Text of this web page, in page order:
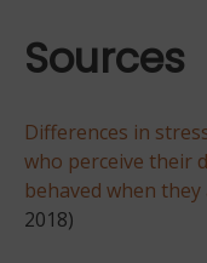
Sources
Differences in
who perceive their
behaved when
2018)